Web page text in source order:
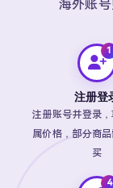
海外账
注册登
注册账号并登录
属价格，部分商
买